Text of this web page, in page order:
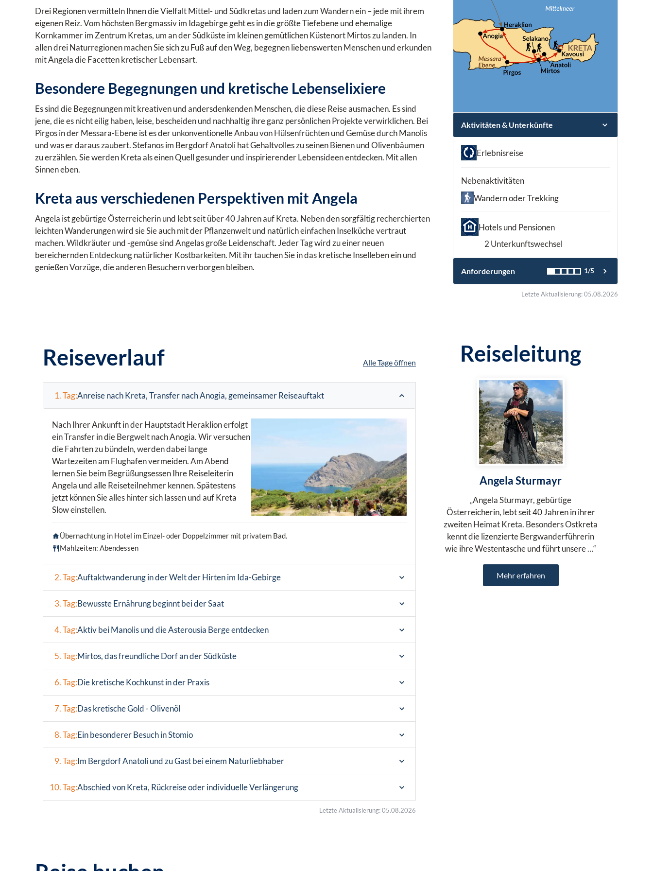
Drei Regionen vermitteln Ihnen die Vielfalt Mittel- und Südkretas und laden zum Wandern ein – jede mit ihrem
eigenen Reiz. Vom höchsten Bergmassiv im Idagebirge geht es in die größte Tiefebene und ehemalige
Kornkammer im Zentrum Kretas, um an der Südküste im kleinen gemütlichen Küstenort Mirtos zu landen. In
allen drei Naturregionen machen Sie sich zu Fuß auf den Weg, begegnen liebenswerten Menschen und erkunden
mit Angela die Facetten kretischer Lebensart.
Besondere Begegnungen und kretische Lebenselixiere
Es sind die Begegnungen mit kreativen und andersdenkenden Menschen, die diese Reise ausmachen. Es sind
jene, die es nicht eilig haben, leise, bescheiden und nachhaltig ihre ganz persönlichen Projekte verwirklichen. Bei
Pirgos in der Messara-Ebene ist es der unkonventionelle Anbau von Hülsenfrüchten und Gemüse durch Manolis
und was er daraus zaubert. Stefanos im Bergdorf Anatoli hat Gehaltvolles zu seinen Bienen und Olivenbäumen
zu erzählen. Sie werden Kreta als einen Quell gesunder und inspirierender Lebensideen entdecken. Mit allen
Sinnen eben.
Kreta aus verschiedenen Perspektiven mit Angela
Angela ist gebürtige Österreicherin und lebt seit über 40 Jahren auf Kreta. Neben den sorgfältig recherchierten
leichten Wanderungen wird sie Sie auch mit der Pflanzenwelt und natürlich einfachen Inselküche vertraut
machen. Wildkräuter und -gemüse sind Angelas große Leidenschaft. Jeder Tag wird zu einer neuen
bereichernden Entdeckung natürlicher Kostbarkeiten. Mit ihr tauchen Sie in das kretische Inselleben ein und
genießen Vorzüge, die anderen Besuchern verborgen bleiben.
Aktivitäten & Unterkünfte
Erlebnisreise
Nebenaktivitäten
Wandern oder Trekking
Hotels und Pensionen
2 Unterkunftswechsel
Anforderungen 1/5
Letzte Aktualisierung: 05.08.2026
Reiseverlauf Alle Tage öffnen
1. Tag:Anreise nach Kreta, Transfer nach Anogia, gemeinsamer Reiseauftakt
Nach Ihrer Ankunft in der Hauptstadt Heraklion erfolgt
ein Transfer in die Bergwelt nach Anogia. Wir versuchen
die Fahrten zu bündeln, werden dabei lange
Wartezeiten am Flughafen vermeiden. Am Abend
lernen Sie beim Begrüßungsessen Ihre Reiseleiterin
Angela und alle Reiseteilnehmer kennen. Spätestens
jetzt können Sie alles hinter sich lassen und auf Kreta
Slow einstellen.
Übernachtung in Hotel im Einzel- oder Doppelzimmer mit privatem Bad.
Mahlzeiten: Abendessen
2. Tag:Auftaktwanderung in der Welt der Hirten im Ida-Gebirge
3. Tag:Bewusste Ernährung beginnt bei der Saat
4. Tag:Aktiv bei Manolis und die Asterousia Berge entdecken
5. Tag:Mirtos, das freundliche Dorf an der Südküste
6. Tag:Die kretische Kochkunst in der Praxis
7. Tag:Das kretische Gold - Olivenöl
8. Tag:Ein besonderer Besuch in Stomio
9. Tag:Im Bergdorf Anatoli und zu Gast bei einem Naturliebhaber
10. Tag:Abschied von Kreta, Rückreise oder individuelle Verlängerung
Letzte Aktualisierung: 05.08.2026
Reiseleitung
Angela Sturmayr
„Angela Sturmayr, gebürtige
Österreicherin, lebt seit 40 Jahren in ihrer
zweiten Heimat Kreta. Besonders Ostkreta
kennt die lizenzierte Bergwanderführerin
wie ihre Westentasche und führt unsere …“
Mehr erfahren